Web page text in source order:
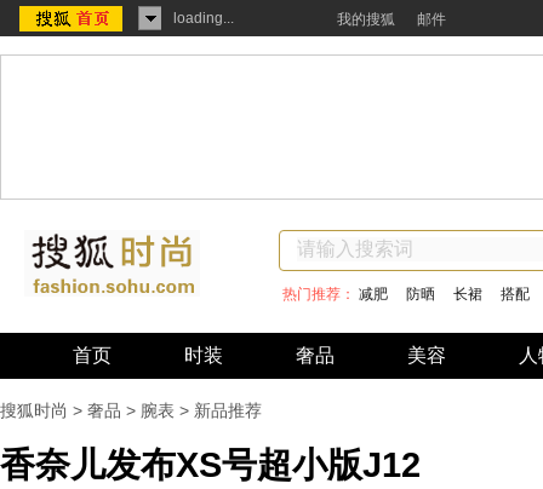
loading... 我的搜狐 邮件
热门推荐： 减肥 防晒 长裙 搭配
首页 时装 奢品 美容
搜狐时尚 > 奢品 > 腕表 > 新品推荐
香奈儿发布XS号超小版J12